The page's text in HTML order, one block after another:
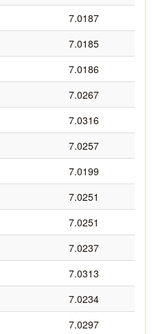
7.0187
7.0185
7.0186
7.0267
7.0316
7.0257
7.0199
7.0251
7.0251
7.0237
7.0313
7.0234
7.0297